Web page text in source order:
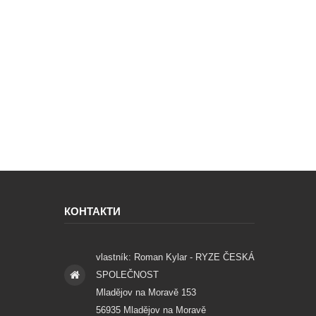
КОНТАКТИ
vlastník: Roman Kylar - RYZE ČESKÁ
SPOLEČNOST
Mladějov na Moravě 153
56935 Mladějov na Moravě